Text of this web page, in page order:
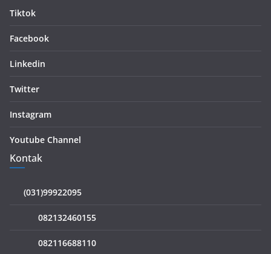
Tiktok
Facebook
Linkedin
Twitter
Instagram
Youtube Channel
Kontak
(031)99922095
082132460155
082116688110